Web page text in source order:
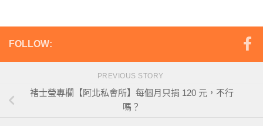
FOLLOW:
PREVIOUS STORY
褚士瑩專欄【阿北私會所】每個月只捐 120 元，不行
嗎？